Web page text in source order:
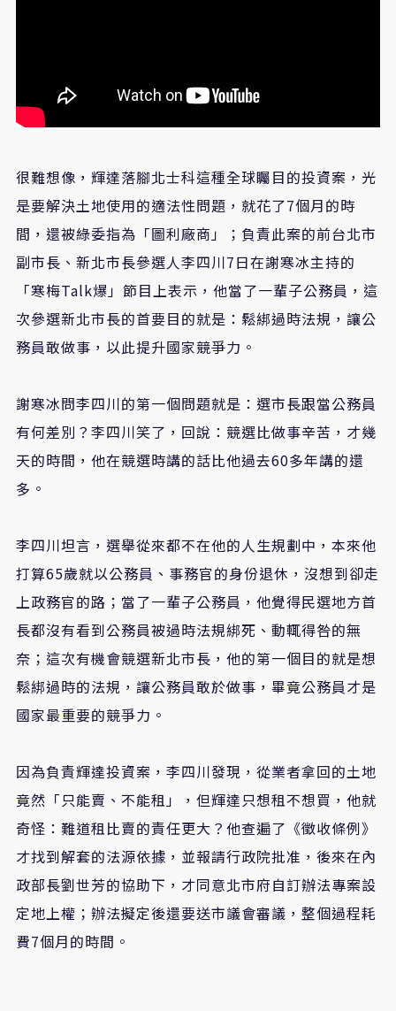
很難想像，輝達落腳北士科這種全球矚目的投資案，光
是要解決土地使用的適法性問題，就花了7個月的時
間，還被綠委指為「圖利廠商」；負責此案的前台北市
副市長、新北市長參選人李四川7日在謝寒冰主持的
「寒梅Talk爆」節目上表示，他當了一輩子公務員，這
次參選新北市長的首要目的就是：鬆綁過時法規，讓公
務員敢做事，以此提升國家競爭力。
謝寒冰問李四川的第一個問題就是：選市長跟當公務員
有何差別？李四川笑了，回說：競選比做事辛苦，才幾
天的時間，他在競選時講的話比他過去60多年講的還
多。
李四川坦言，選舉從來都不在他的人生規劃中，本來他
打算65歲就以公務員、事務官的身份退休，沒想到卻走
上政務官的路；當了一輩子公務員，他覺得民選地方首
長都沒有看到公務員被過時法規綁死、動輒得咎的無
奈；這次有機會競選新北市長，他的第一個目的就是想
鬆綁過時的法規，讓公務員敢於做事，畢竟公務員才是
國家最重要的競爭力。
因為負責輝達投資案，李四川發現，從業者拿回的土地
竟然「只能賣、不能租」，但輝達只想租不想買，他就
奇怪：難道租比賣的責任更大？他查遍了《徵收條例》
才找到解套的法源依據，並報請行政院批准，後來在內
政部長劉世芳的協助下，才同意北市府自訂辦法專案設
定地上權；辦法擬定後還要送市議會審議，整個過程耗
費7個月的時間。